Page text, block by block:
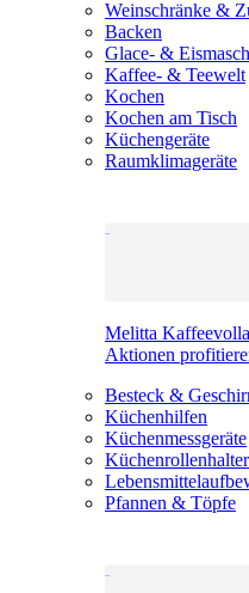
Weinschränke &
Backen
Glace- &
Kaffee- & Teewelt
Kochen
Kochen am Tisch
Küchengeräte
Raumklimageräte
Melitta
Aktionen
Besteck &
Küchenhilfen
Küchenmessgeräte
Küchenrollenhalter
Pfannen & Töpfe